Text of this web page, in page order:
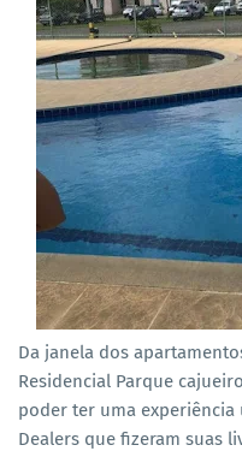
Da janela dos
Residencial Parque
poder ter uma experiência
Dealers que fizeram suas